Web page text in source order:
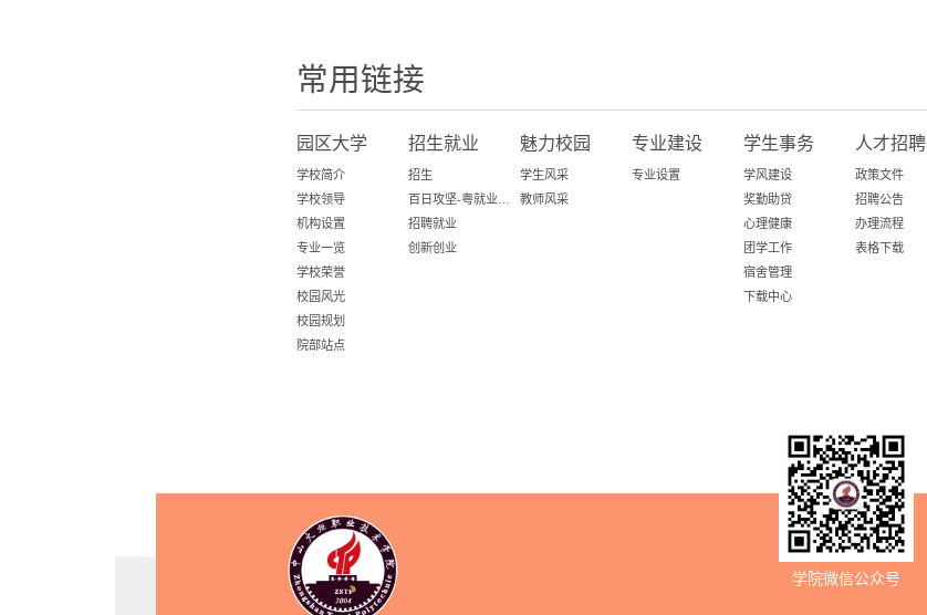
常用链接
园区大学
学校简介
学校领导
机构设置
专业一览
学校荣誉
校园风光
校园规划
院部站点
招生就业
招生
招聘就业
创新创业
魅力校园
学生风采
教师风采
专业建设
专业设置
学生事务
学风建设
奖勤助贷
心理健康
团学工作
宿舍管理
下载中心
人才招聘
政策文件
招聘公告
办理流程
表格下载
学院微信公众号